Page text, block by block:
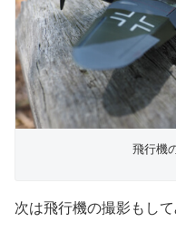
飛行機
次は飛行機の撮影もして